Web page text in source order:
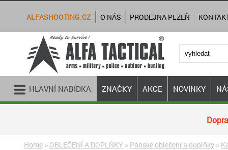
Home > OBLEČENÍ A DOPLŇKY > Pánské oblečení a doplňky >
HLAVNÍ NABÍDKA ZNAČKY AKCE NOVINKY
ALFASHOOTING.CZ O NÁS PRODEJNA PLZEŇ